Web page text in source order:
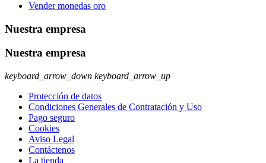
Vender monedas oro
Nuestra empresa
Nuestra empresa
keyboard_arrow_down keyboard_arrow_up
Protección de datos
Condiciones Generales de Contratación y Uso
Pago seguro
Cookies
Aviso Legal
Contáctenos
La tienda